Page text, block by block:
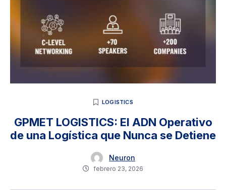
LOGISTICS
GPMET LOGISTICS: El ADN Operativo
de una Logística que Nunca se Detiene
Neuron
febrero 23, 2026